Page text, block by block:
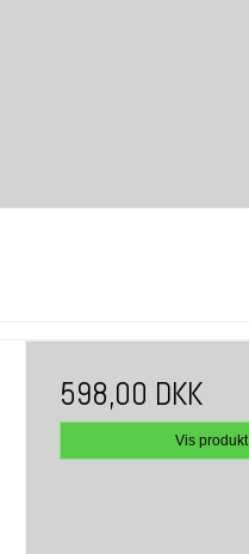
598,00 DKK
Vis produkt